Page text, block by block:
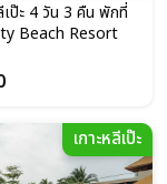
ป๊ะ 4 วัน 3 คืน พักที่
Beach Resort
เกาะหลีเป๊ะ